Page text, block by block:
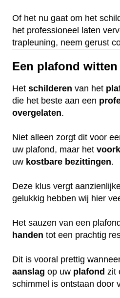
Of het nu gaat om het
het professioneel laten
trapleuning, neem gerust
Een plafond witten
Het schilderen van het
die het beste aan een
overgelaten.
Niet alleen zorgt dit voor
uw plafond, maar het
uw kostbare bezittingen.
Deze klus vergt
gelukkig hebben wij hier
Het sauzen van een
handen tot een prachtig
Dit is vooral prettig
aanslag op uw plafond zit
schimmel is ontstaan door